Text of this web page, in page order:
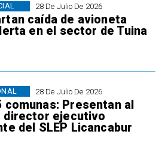
28 De Julio De 2026
caída de avioneta
en el sector de Tuina
28 De Julio De 2026
comunas: Presentan al
director ejecutivo
del SLEP Licancabur